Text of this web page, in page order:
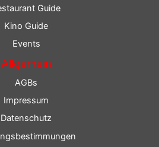
Guide
Kino Guide
Events
Allgemein
AGBs
Impressum
Datenschutz